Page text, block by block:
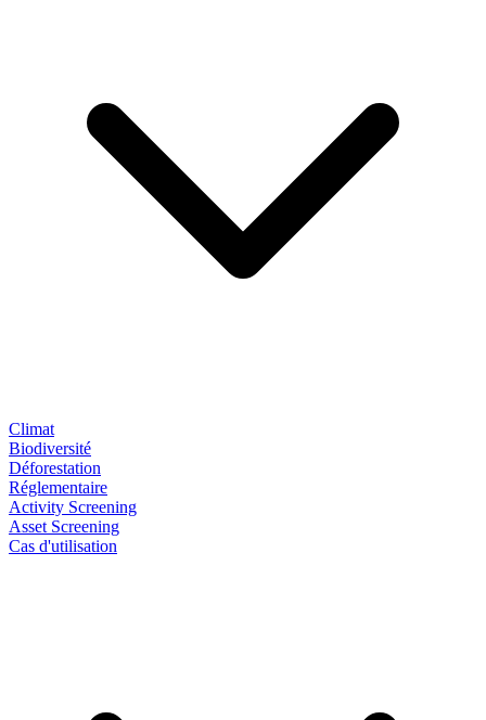
Climat
Biodiversité
Déforestation
Réglementaire
Activity Screening
Asset Screening
Cas d'utilisation